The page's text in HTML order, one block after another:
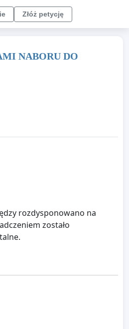
Złóż petycję
NABORU DO
rozdysponowano na
zostało